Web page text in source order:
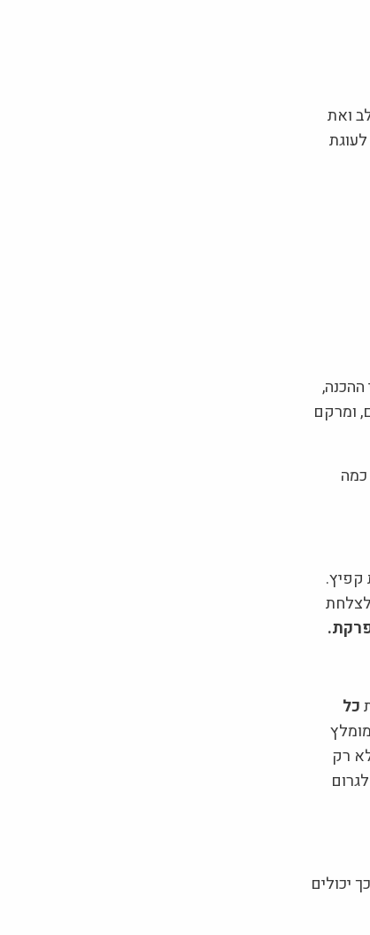
ואת
הגלם, כ-30 דקות לפני ההכנה,
ומרקם
קפיץ.
כל
רק
יכולים